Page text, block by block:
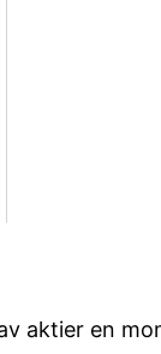
aktier en